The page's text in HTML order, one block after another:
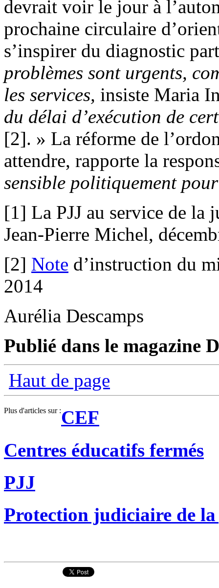
devrait voir le jour à
prochaine circulaire
s’inspirer du diagnostic
problèmes sont urgents,
les services, insiste Maria
du délai d’exécution de
[2]. » La réforme de
attendre, rapporte la
sensible politiquement
[1] La PJJ au service de la
Jean-Pierre Michel,
[2] Note d’instruction du
2014
Aurélia Descamps
Publié dans le magazine
Haut de page
Plus d'articles sur :CEF
Centres éducatifs fermés
PJJ
Protection judiciaire de la